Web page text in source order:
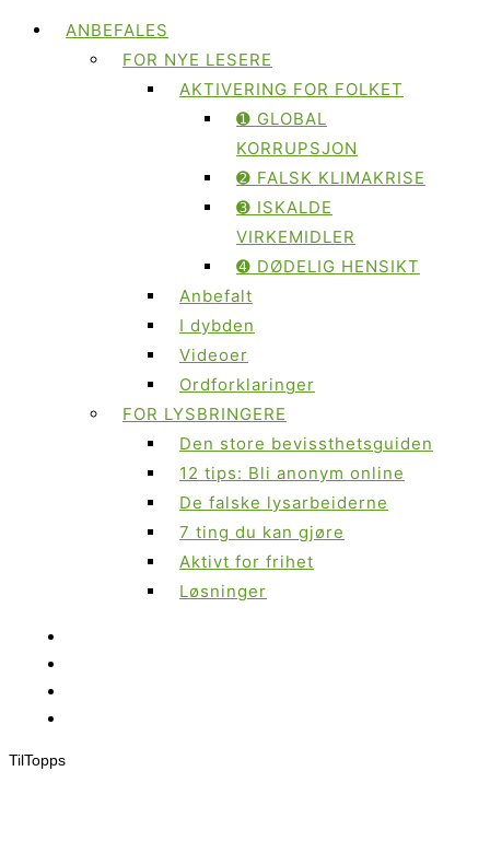
ANBEFALES
FOR NYE LESERE
AKTIVERING FOR FOLKET
➊ GLOBAL
KORRUPSJON
➋ FALSK KLIMAKRISE
➌ ISKALDE
VIRKEMIDLER
➍ DØDELIG HENSIKT
Anbefalt
I dybden
Videoer
Ordforklaringer
FOR LYSBRINGERE
Den store bevissthetsguiden
12 tips: Bli anonym online
De falske lysarbeiderne
7 ting du kan gjøre
Aktivt for frihet
Løsninger
TilTopps